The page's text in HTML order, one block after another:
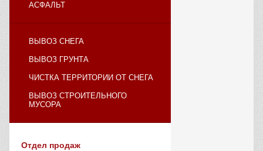
АСФАЛЬТ
ВЫВОЗ СНЕГА
ВЫВОЗ ГРУНТА
ЧИСТКА ТЕРРИТОРИИ ОТ СНЕГА
ВЫВОЗ СТРОИТЕЛЬНОГО
МУСОРА
Отдел продаж